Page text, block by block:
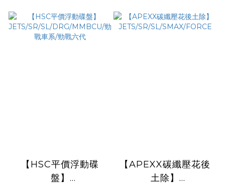
【HSC平價浮動碟
盤】
【APEXX碳纖壓花後
土除】